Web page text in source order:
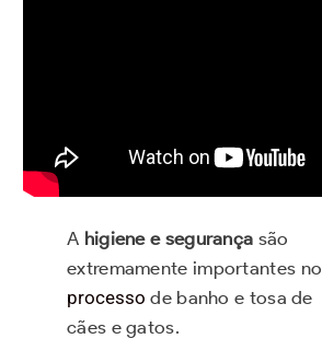
A higiene e segurança são
extremamente importantes no
processo de banho e tosa de
cães e gatos.